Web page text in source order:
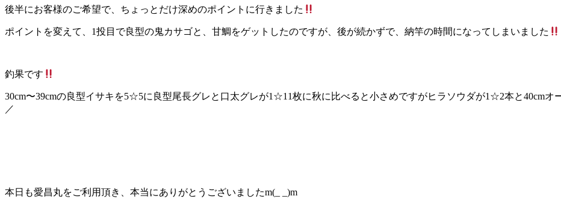
後半にお客様のご希望で、ちょっとだけ深めのポイントに行きました
ポイントを変えて、1投目で良型の鬼カサゴと、甘鯛をゲットしたのですが、後が続かずで、納竿の時間になってしまいました
釣果です
30cm〜39cmの良型イサキを5☆5に良型尾長グレと口太グレが1☆11枚に秋に比べると小さめですがヒラソウダが1☆2本と40cmオ
／
本日も愛昌丸をご利用頂き、本当にありがとうございましたm(_ _)m